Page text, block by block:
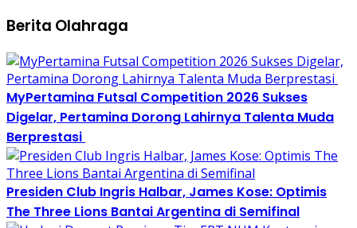
Berita Olahraga
MyPertamina Futsal Competition 2026 Sukses
Digelar, Pertamina Dorong Lahirnya Talenta Muda
Berprestasi
Presiden Club Ingris Halbar, James Kose: Optimis
The Three Lions Bantai Argentina di Semifinal